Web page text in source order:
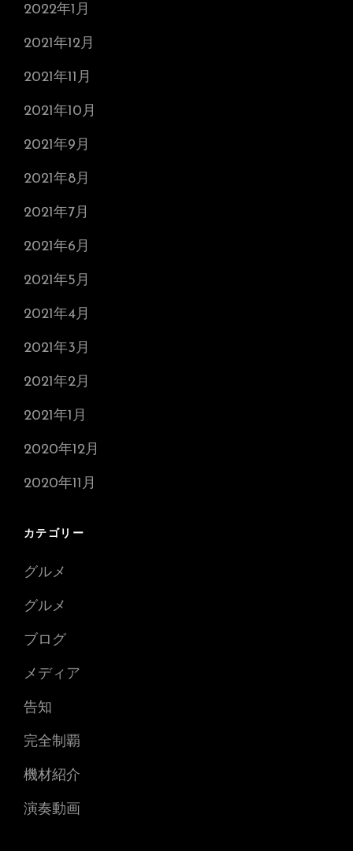
2022年1月
2021年12月
2021年11月
2021年10月
2021年9月
2021年8月
2021年7月
2021年6月
2021年5月
2021年4月
2021年3月
2021年2月
2021年1月
2020年12月
2020年11月
カテゴリー
グルメ
グルメ
ブログ
メディア
告知
完全制覇
機材紹介
演奏動画